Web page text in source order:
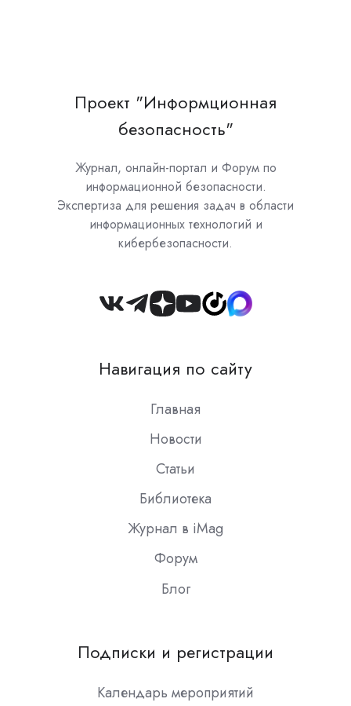
Проект "Информционная
безопасность"
Журнал, онлайн-портал и Форум по
информационной безопасности.
Экспертиза для решения задач в области
информационных технологий и
кибербезопасности.
Join
Slack
Навигация по сайту
Главная
Новости
Статьи
Библиотека
Журнал в iMag
Форум
Блог
Подписки и регистрации
Календарь мероприятий